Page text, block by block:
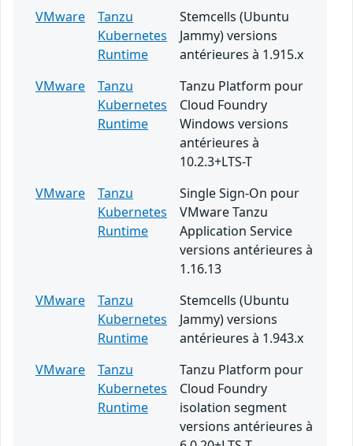
VMware
Tanzu
Kubernetes
Runtime
Stemcells (Ubuntu
Jammy) versions
antérieures à 1.915.x
VMware
Tanzu
Kubernetes
Runtime
Tanzu Platform pour
Cloud Foundry
Windows versions
antérieures à
10.2.3+LTS-T
VMware
Tanzu
Kubernetes
Runtime
Single Sign-On pour
VMware Tanzu
Application Service
versions antérieures à
1.16.13
VMware
Tanzu
Kubernetes
Runtime
Stemcells (Ubuntu
Jammy) versions
antérieures à 1.943.x
VMware
Tanzu
Kubernetes
Runtime
Tanzu Platform pour
Cloud Foundry
isolation segment
versions antérieures à